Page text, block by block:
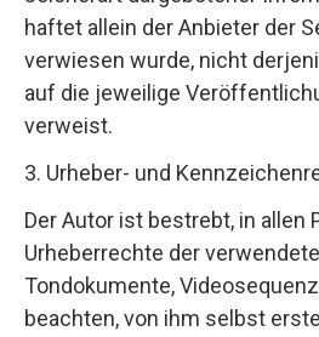
haftet allein der Anbieter der
verwiesen wurde, nicht
auf die jeweilige
verweist.
3. Urheber- und
Der Autor ist bestrebt, in allen
Urheberrechte der
Tondokumente,
beachten, von ihm selbst